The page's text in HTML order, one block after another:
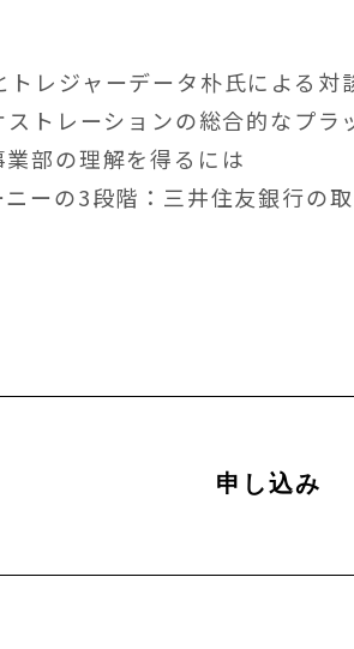
レジャーデータ朴氏による対
トレーションの総合的なプラ
部の理解を得るには
ーの3段階：三井住友銀行の
申し込み